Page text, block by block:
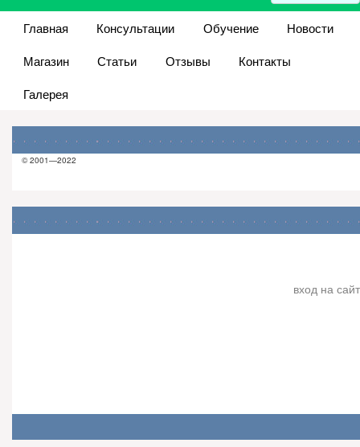
Главная Консультации Обучение
Новости
Магазин
Статьи Отзывы
Контакты
Галерея
© 2001—2022
вход на сайт